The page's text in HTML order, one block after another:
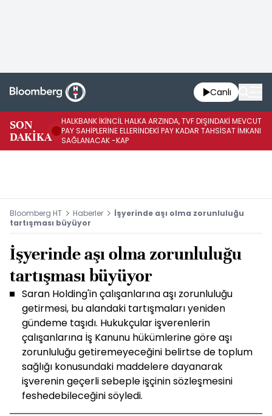
Canlı
SON
DAKİKA
HALKBANK İKİNCİL HALKA ARZINDA, TVF DIŞINDAKİ MEVCUT
PAY SAHİPLERİNE ELLERİNDEKİ PAY KADAR TAHSİSAT İMKANI
SAĞLANACAK -KAP
Bloomberg HT Haberler
İşyerinde aşı olma zorunluluğu
tartışması büyüyor
İşyerinde aşı olma zorunluluğu
tartışması büyüyor
Saran Holding'in çalışanlarına aşı zorunluluğu
getirmesi, bu alandaki tartışmaları yeniden
gündeme taşıdı. Hukukçular işverenlerin
çalışanlarına İş Kanunu hükümlerine göre aşı
zorunluluğu getiremeyeceğini belirtse de toplum
sağlığı konusundaki maddelere dayanarak
işverenin geçerli sebeple işçinin sözleşmesini
feshedebileceğini söyledi.